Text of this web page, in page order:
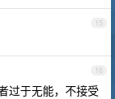
15
16
过于无能，不接受